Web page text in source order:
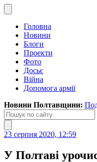
Головна
Новини
Блоги
Проекти
Фото
Досьє
Війна
Допомога армії
Новини Полтавщини:
23 серпня 2020, 12:59
У Полтаві